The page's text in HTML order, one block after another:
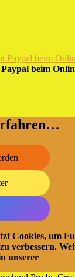
beim
Cookies, um
verbessern.
unserer